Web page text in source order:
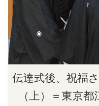
伝達式後、祝福
（上）＝東京